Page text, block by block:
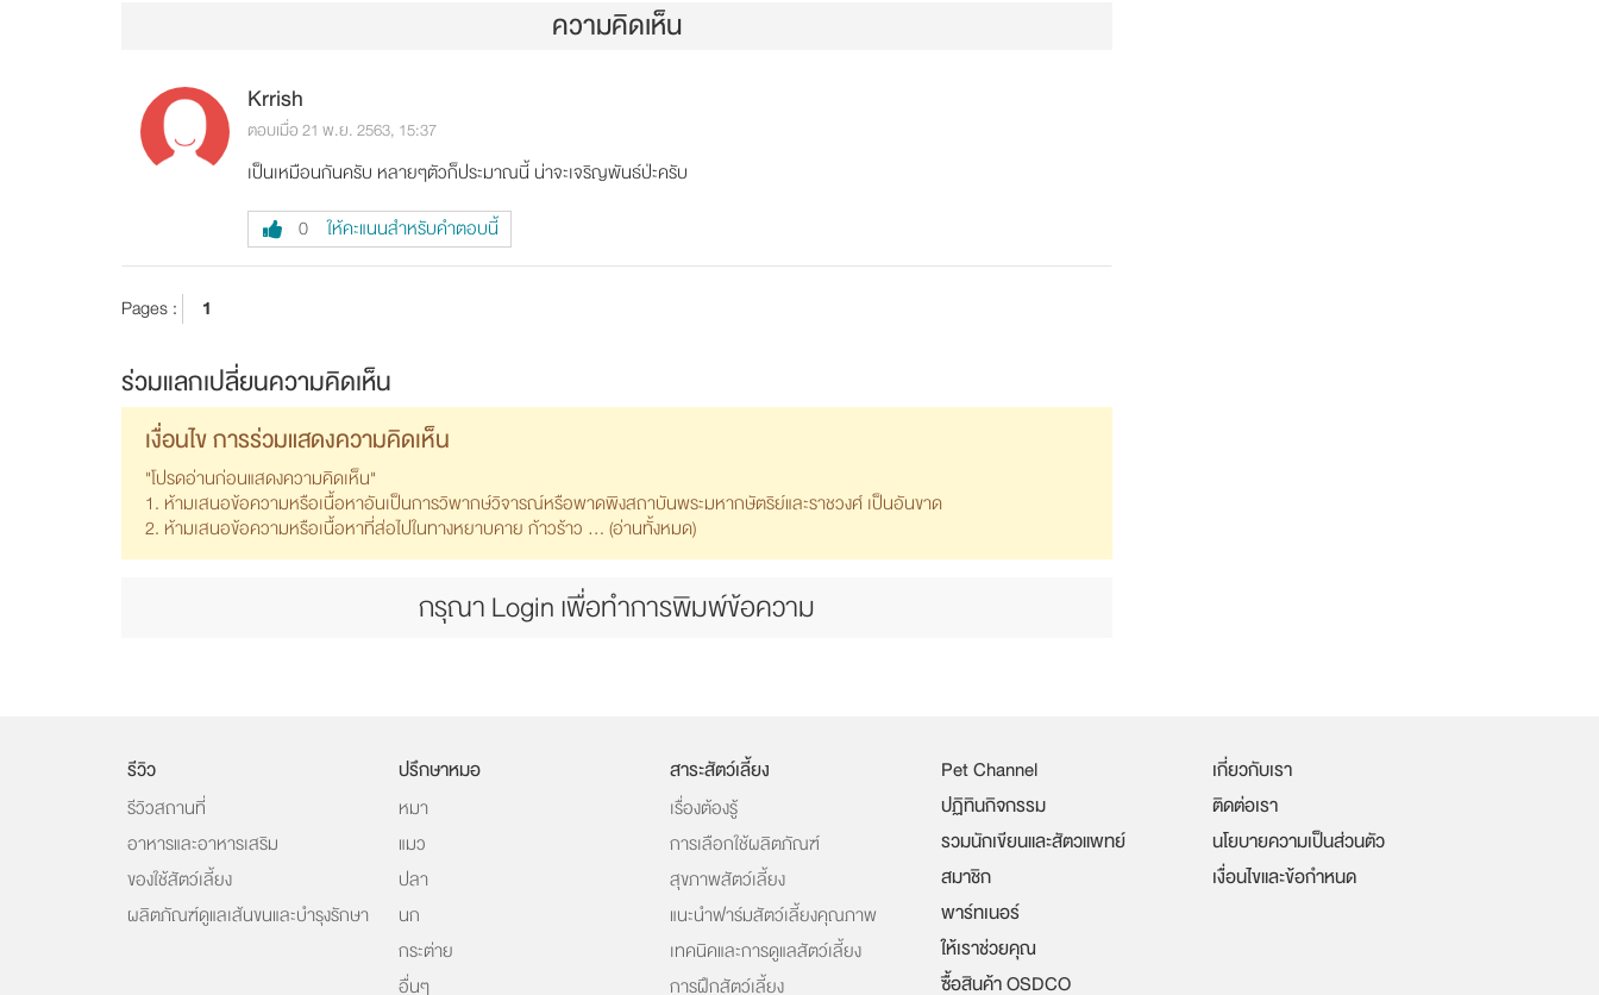
ความคิดเห็น
Krrish
ตอบเมื่อ 21 พ.ย. 2563, 15:37
เป็นเหมือนกันครับ หลายๆตัวก็ประมาณนี้ น่าจะเจริญพันธ์ป่ะครับ
0 ให้คะแนนสำหรับคำตอบนี้
Pages : 1
ร่วมแลกเปลี่ยนความคิดเห็น
เงื่อนไข การร่วมแสดงความคิดเห็น
"โปรดอ่านก่อนแสดงความคิดเห็น"
1. ห้ามเสนอข้อความหรือเนื้อหาอันเป็นการวิพากษ์วิจารณ์หรือพาดพิงสถาบันพระมหากษัตริย์และราชวงศ์ เป็นอันขาด
2. ห้ามเสนอข้อความหรือเนื้อหาที่ส่อไปในทางหยาบคาย ก้าวร้าว ... (อ่านทั้งหมด)
กรุณา Login เพื่อทำการพิมพ์ข้อความ
รีวิว
รีวิวสถานที่
อาหารและอาหารเสริม
ของใช้สัตว์เลี้ยง
ผลิตภัณฑ์ดูแลเส้นขนและบำรุงรักษา
ปรึกษาหมอ
หมา
แมว
ปลา
นก
กระต่าย
อื่นๆ
สาระสัตว์เลี้ยง
เรื่องต้องรู้
การเลือกใช้ผลิตภัณฑ์
สุขภาพสัตว์เลี้ยง
แนะนำฟาร์มสัตว์เลี้ยงคุณภาพ
เทคนิคและการดูแลสัตว์เลี้ยง
การฝึกสัตว์เลี้ยง
Pet Channel
ปฏิทินกิจกรรม
รวมนักเขียนและสัตวแพทย์
สมาชิก
พาร์ทเนอร์
ให้เราช่วยคุณ
ซื้อสินค้า OSDCO
เกี่ยวกับเรา
ติดต่อเรา
นโยบายความเป็นส่วนตัว
เงื่อนไขและข้อกำหนด